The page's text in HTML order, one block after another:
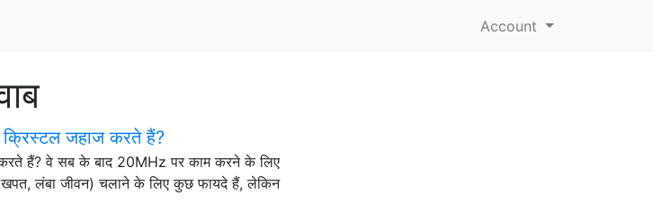
Account
जहाज करते हैं?
हैं? वे सब के बाद 20MHz पर काम करने के लिए
लंबा जीवन) चलाने के लिए कुछ फायदे हैं, लेकिन